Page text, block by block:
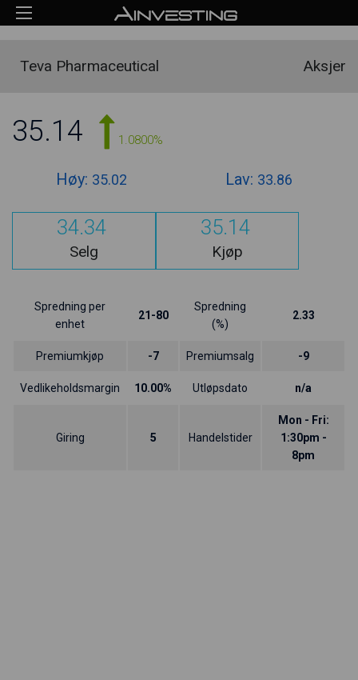
Teva Pharmaceutical Aksjer
35.14 1.0800%
Høy: 35.02 Lav: 33.86
34.34
Selg
35.14
Kjøp
Spredning per
enhet
21-80
Spredning
(%)
2.33
Premiumkjøp -7 Premiumsalg -9
Vedlikeholdsmargin 10.00% Utløpsdato n/a
Giring 5 Handelstider
Mon - Fri:
1:30pm -
8pm